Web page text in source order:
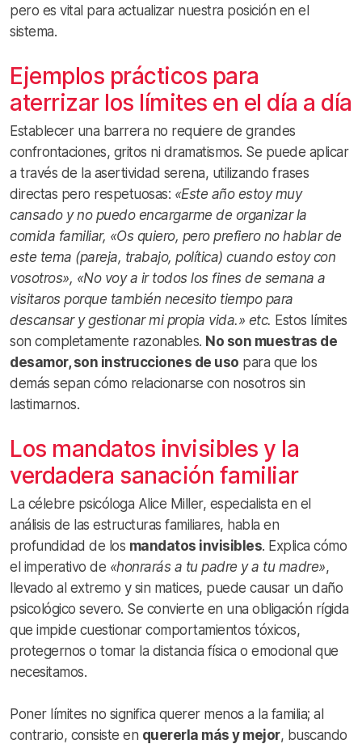
pero es vital para actualizar nuestra posición en el
sistema.
Ejemplos prácticos para
aterrizar los límites en el día a día
Establecer una barrera no requiere de grandes
confrontaciones, gritos ni dramatismos. Se puede aplicar
a través de la asertividad serena, utilizando frases
directas pero respetuosas: «Este año estoy muy
cansado y no puedo encargarme de organizar la
comida familiar, «Os quiero, pero prefiero no hablar de
este tema (pareja, trabajo, política) cuando estoy con
vosotros», «No voy a ir todos los fines de semana a
visitaros porque también necesito tiempo para
descansar y gestionar mi propia vida.» etc. Estos límites
son completamente razonables. No son muestras de
desamor, son instrucciones de uso para que los
demás sepan cómo relacionarse con nosotros sin
lastimarnos.
Los mandatos invisibles y la
verdadera sanación familiar
La célebre psicóloga Alice Miller, especialista en el
análisis de las estructuras familiares, habla en
profundidad de los mandatos invisibles. Explica cómo
el imperativo de «honrarás a tu padre y a tu madre»,
llevado al extremo y sin matices, puede causar un daño
psicológico severo. Se convierte en una obligación rígida
que impide cuestionar comportamientos tóxicos,
protegernos o tomar la distancia física o emocional que
necesitamos.
Poner límites no significa querer menos a la familia; al
contrario, consiste en quererla más y mejor, buscando